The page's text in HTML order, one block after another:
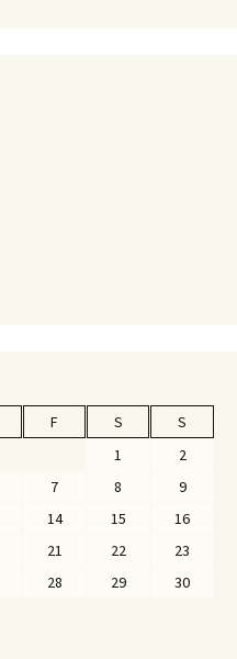
F S
S
1
2
7 8
9
14 15
16
21 22
23
28 29
30